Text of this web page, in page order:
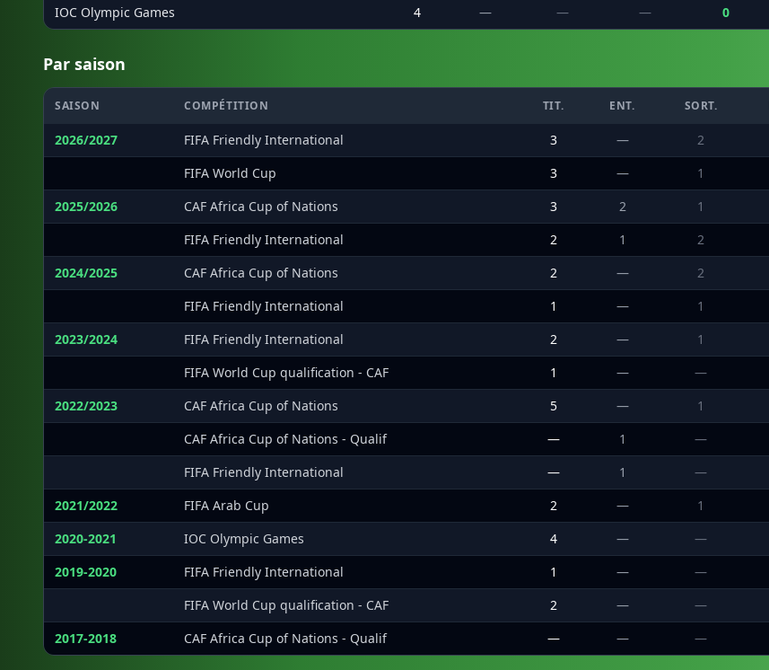
IOC Olympic Games
4 — — — 0
Par saison
SAISON COMPÉTITION TIT. ENT. SORT.
2026/2027 FIFA Friendly International 3 — 2
FIFA World Cup 3 — 1
2025/2026
CAF Africa Cup of Nations 3 2 1
FIFA Friendly International 2 1 2
2024/2025
CAF Africa Cup of Nations 2 — 2
FIFA Friendly International 1 — 1
2023/2024
FIFA Friendly International 2 — 1
FIFA World Cup qualification - CAF 1 — —
2022/2023
CAF Africa Cup of Nations 5 — 1
CAF Africa Cup of Nations - Qualif — 1 —
FIFA Friendly International — 1 —
2021/2022
FIFA Arab Cup 2 — 1
2020-2021
IOC Olympic Games 4 — —
2019-2020
FIFA Friendly International 1 — —
FIFA World Cup qualification - CAF 2 — —
2017-2018
CAF Africa Cup of Nations - Qualif — — —